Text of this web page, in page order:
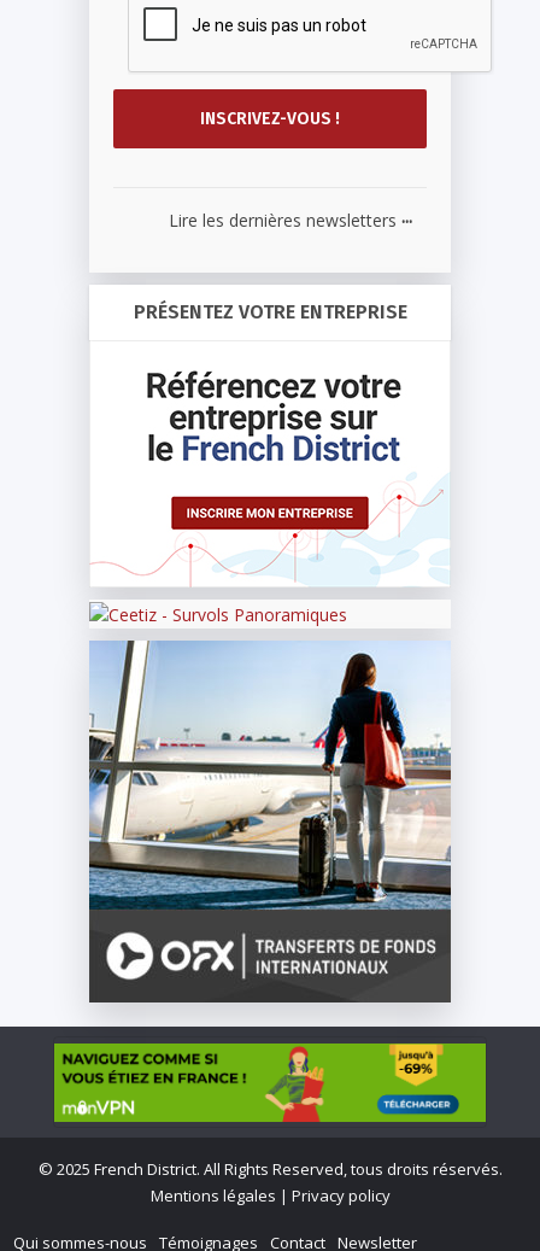
Lire les dernières newsletters ...
PRÉSENTEZ VOTRE ENTREPRISE
© 2025 French District. All Rights Reserved, tous droits réservés.
Mentions légales | Privacy policy
Qui sommes-nous Témoignages Contact Newsletter